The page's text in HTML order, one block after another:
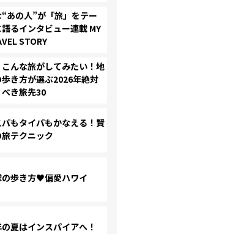
あの人”が「旅」をテー
るインタビュー連載 MY
STORY
んな旅がしてみたい！地
き方が選ぶ2026年絶対
き旅先30
パもタイパもかなえる！賢
テクニック
の歩き方♥偏愛ハワイ
夏はインスパイアへ！